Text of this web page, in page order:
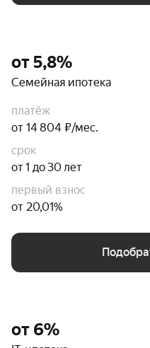
от 5,8%
Семейная ипотека
платёж
от 14 804 ₽/мес.
срок
от 1 до 30 лет
первый взнос
от 20,01%
от 6%